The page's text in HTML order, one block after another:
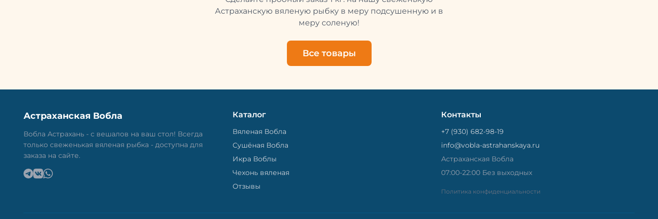
рыбу упаковывают в специальный
пакет, чтобы она не портилась и не
не просто вкусная еда, но и
пример того, как можно сочетать
старые рецепты и современные
вкусно.
Астраханскую вяленую рыбку в меру подсушенную и в
меру соленую!
Все товары
Астраханская Вобла
Вобла Астрахань - с вешалов на ваш стол! Всегда
только свеженькая вяленая рыбка - доступна для
заказа на сайте.
Каталог
Вяленая Вобла
Сушёная Вобла
Икра Воблы
Чехонь вяленая
Отзывы
Контакты
+7 (930) 682-98-19
info@vobla-astrahanskaya.ru
Астраханская Вобла
07:00-22:00 Без выходных
Политика конфиденциальности